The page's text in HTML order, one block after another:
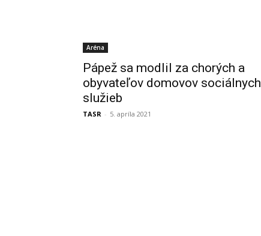
Aréna
Pápež sa modlil za chorých a
obyvateľov domovov sociálnych
služieb
TASR - 5. apríla 2021